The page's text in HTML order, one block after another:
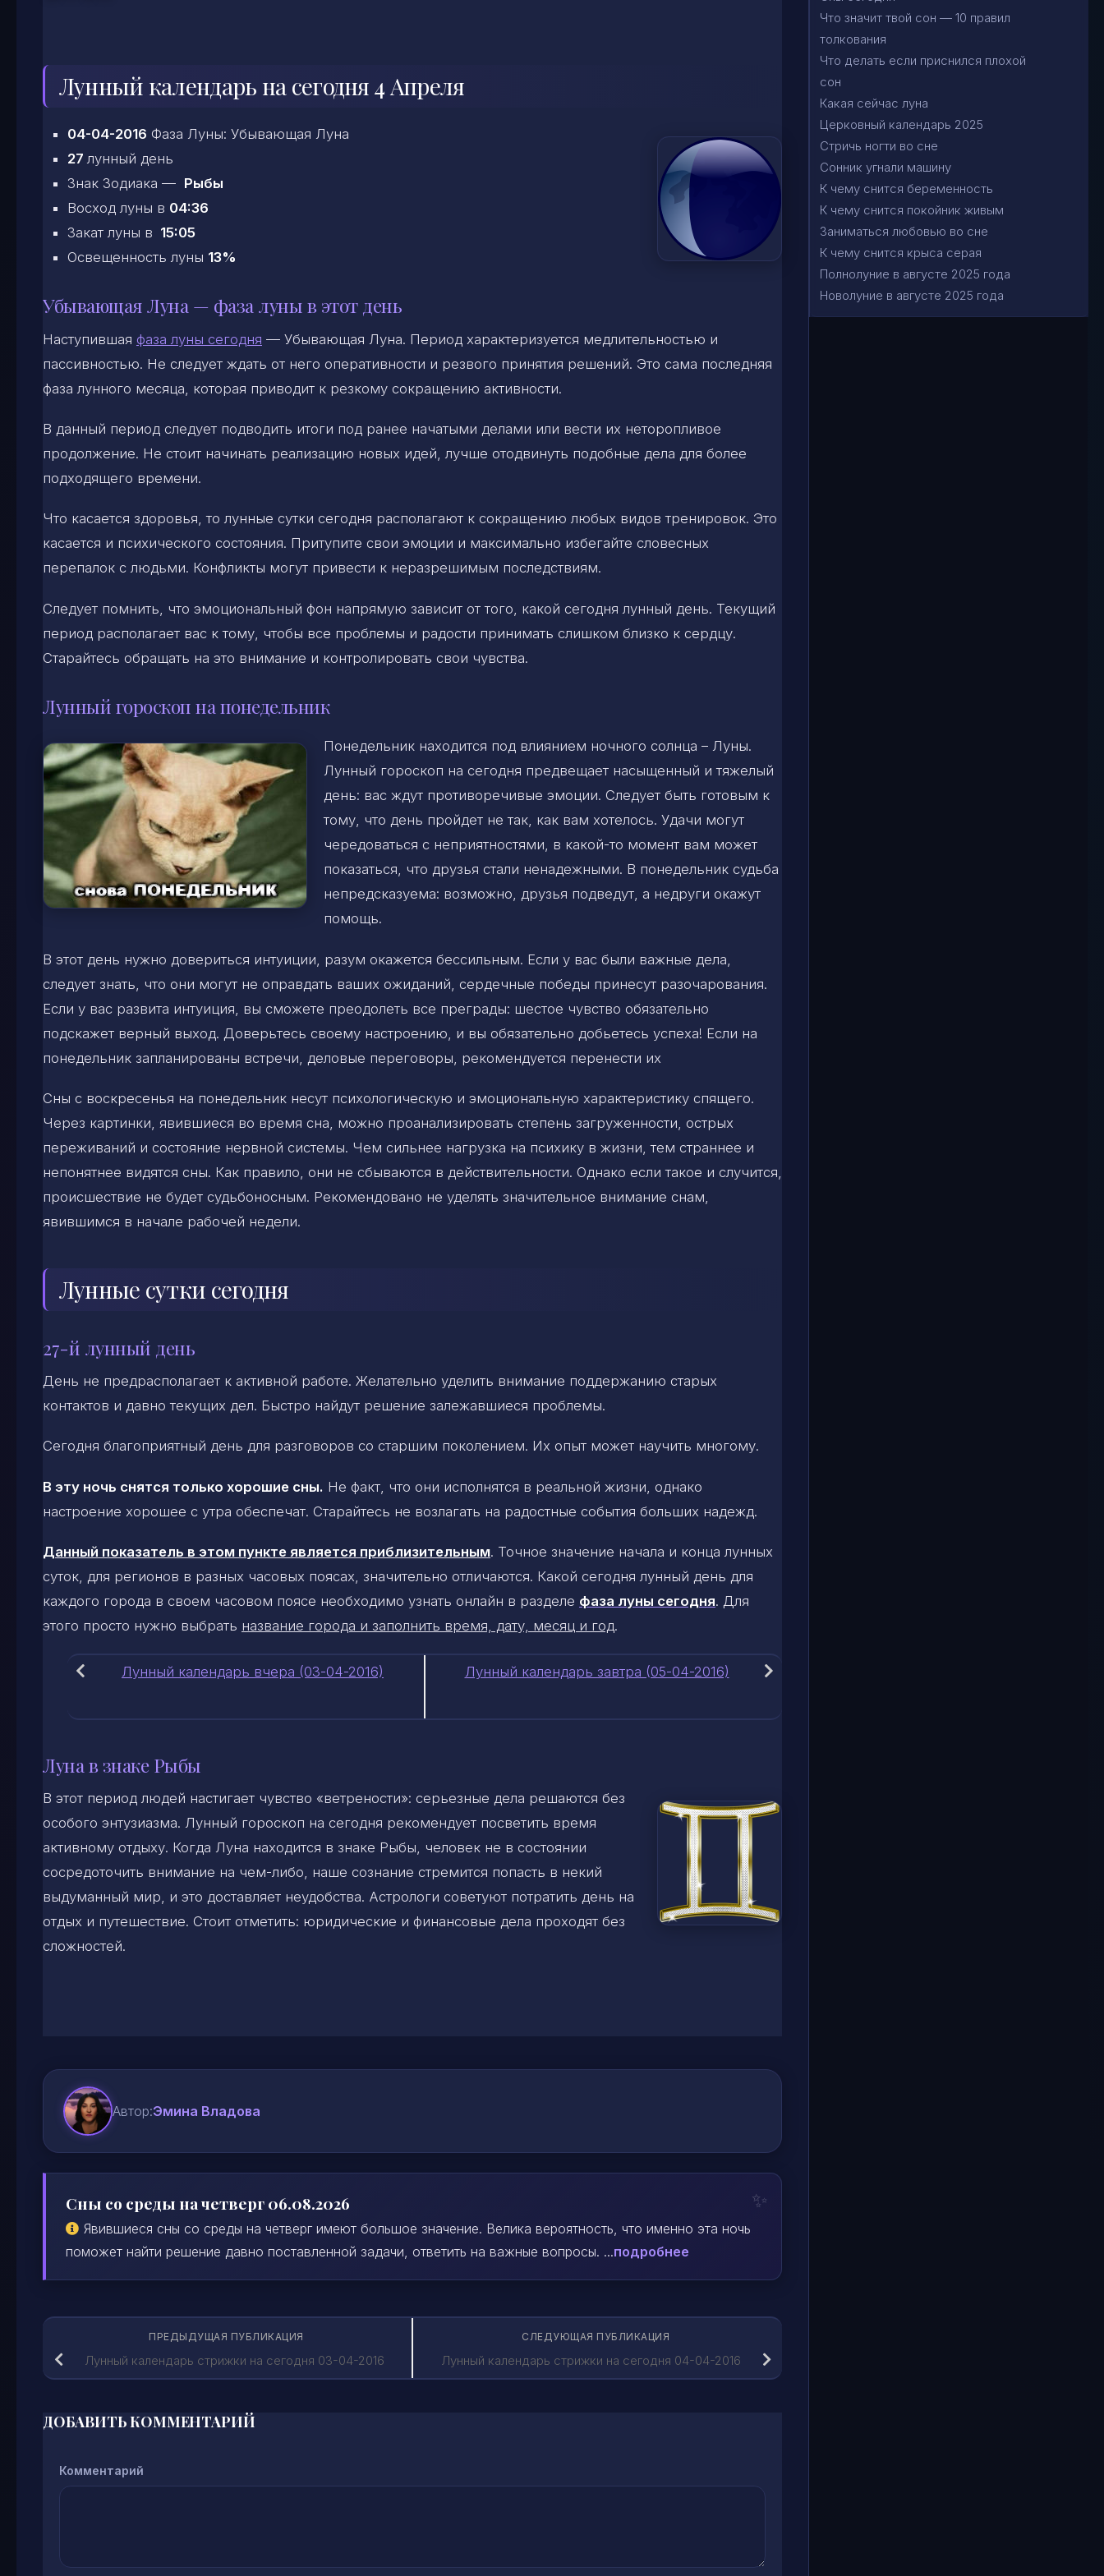
Лунный календарь на сегодня 4 Апреля
04-04-2016 Фаза Луны: Убывающая Луна
27 лунный день
Знак Зодиака — Рыбы
Восход луны в 04:36
Закат луны в 15:05
Освещенность луны 13%
Убывающая Луна — фаза луны в этот день
Наступившая фаза луны сегодня — Убывающая Луна. Период характеризуется медлительностью и
пассивностью. Не следует ждать от него оперативности и резвого принятия решений. Это сама последняя
фаза лунного месяца, которая приводит к резкому сокращению активности.
В данный период следует подводить итоги под ранее начатыми делами или вести их неторопливое
продолжение. Не стоит начинать реализацию новых идей, лучше отодвинуть подобные дела для более
подходящего времени.
Что касается здоровья, то лунные сутки сегодня располагают к сокращению любых видов тренировок. Это
касается и психического состояния. Притупите свои эмоции и максимально избегайте словесных
перепалок с людьми. Конфликты могут привести к неразрешимым последствиям.
Следует помнить, что эмоциональный фон напрямую зависит от того, какой сегодня лунный день. Текущий
период располагает вас к тому, чтобы все проблемы и радости принимать слишком близко к сердцу.
Старайтесь обращать на это внимание и контролировать свои чувства.
Лунный гороскоп на понедельник
Понедельник находится под влиянием ночного солнца – Луны.
Лунный гороскоп на сегодня предвещает насыщенный и тяжелый
день: вас ждут противоречивые эмоции. Следует быть готовым к
тому, что день пройдет не так, как вам хотелось. Удачи могут
чередоваться с неприятностями, в какой-то момент вам может
показаться, что друзья стали ненадежными. В понедельник судьба
непредсказуема: возможно, друзья подведут, а недруги окажут
помощь.
В этот день нужно довериться интуиции, разум окажется бессильным. Если у вас были важные дела,
следует знать, что они могут не оправдать ваших ожиданий, сердечные победы принесут разочарования.
Если у вас развита интуиция, вы сможете преодолеть все преграды: шестое чувство обязательно
подскажет верный выход. Доверьтесь своему настроению, и вы обязательно добьетесь успеха! Если на
понедельник запланированы встречи, деловые переговоры, рекомендуется перенести их
Сны с воскресенья на понедельник несут психологическую и эмоциональную характеристику спящего.
Через картинки, явившиеся во время сна, можно проанализировать степень загруженности, острых
переживаний и состояние нервной системы. Чем сильнее нагрузка на психику в жизни, тем страннее и
непонятнее видятся сны. Как правило, они не сбываются в действительности. Однако если такое и случится,
происшествие не будет судьбоносным. Рекомендовано не уделять значительное внимание снам,
явившимся в начале рабочей недели.
Лунные сутки сегодня
27-й лунный день
День не предрасполагает к активной работе. Желательно уделить внимание поддержанию старых
контактов и давно текущих дел. Быстро найдут решение залежавшиеся проблемы.
Сегодня благоприятный день для разговоров со старшим поколением. Их опыт может научить многому.
В эту ночь снятся только хорошие сны. Не факт, что они исполнятся в реальной жизни, однако
настроение хорошее с утра обеспечат. Старайтесь не возлагать на радостные события больших надежд.
Данный показатель в этом пункте является приблизительным. Точное значение начала и конца лунных
суток, для регионов в разных часовых поясах, значительно отличаются. Какой сегодня лунный день для
каждого города в своем часовом поясе необходимо узнать онлайн в разделе фаза луны сегодня. Для
этого просто нужно выбрать название города и заполнить время, дату, месяц и год.
Лунный календарь завтра (05-04-2016)
Лунный календарь вчера (03-04-2016)
Луна в знаке Рыбы
В этот период людей настигает чувство «ветрености»: серьезные дела решаются без
особого энтузиазма. Лунный гороскоп на сегодня рекомендует посветить время
активному отдыху. Когда Луна находится в знаке Рыбы, человек не в состоянии
сосредоточить внимание на чем-либо, наше сознание стремится попасть в некий
выдуманный мир, и это доставляет неудобства. Астрологи советуют потратить день на
отдых и путешествие. Стоит отметить: юридические и финансовые дела проходят без
сложностей.
Автор:Эмина Владова
Сны со среды на четверг 06.08.2026
Явившиеся сны со среды на четверг имеют большое значение. Велика вероятность, что именно эта ночь
поможет найти решение давно поставленной задачи, ответить на важные вопросы. ...подробнее
СЛЕДУЮЩАЯ ПУБЛИКАЦИЯ
Лунный календарь стрижки на сегодня 04-04-2016
ПРЕДЫДУЩАЯ ПУБЛИКАЦИЯ
Лунный календарь стрижки на сегодня 03-04-2016
ДОБАВИТЬ КОММЕНТАРИЙ
Комментарий
Что значит твой сон — 10 правил
толкования
Что делать если приснился плохой
сон
Какая сейчас луна
Церковный календарь 2025
Стричь ногти во сне
Сонник угнали машину
К чему снится беременность
К чему снится покойник живым
Заниматься любовью во сне
К чему снится крыса серая
Полнолуние в августе 2025 года
Новолуние в августе 2025 года